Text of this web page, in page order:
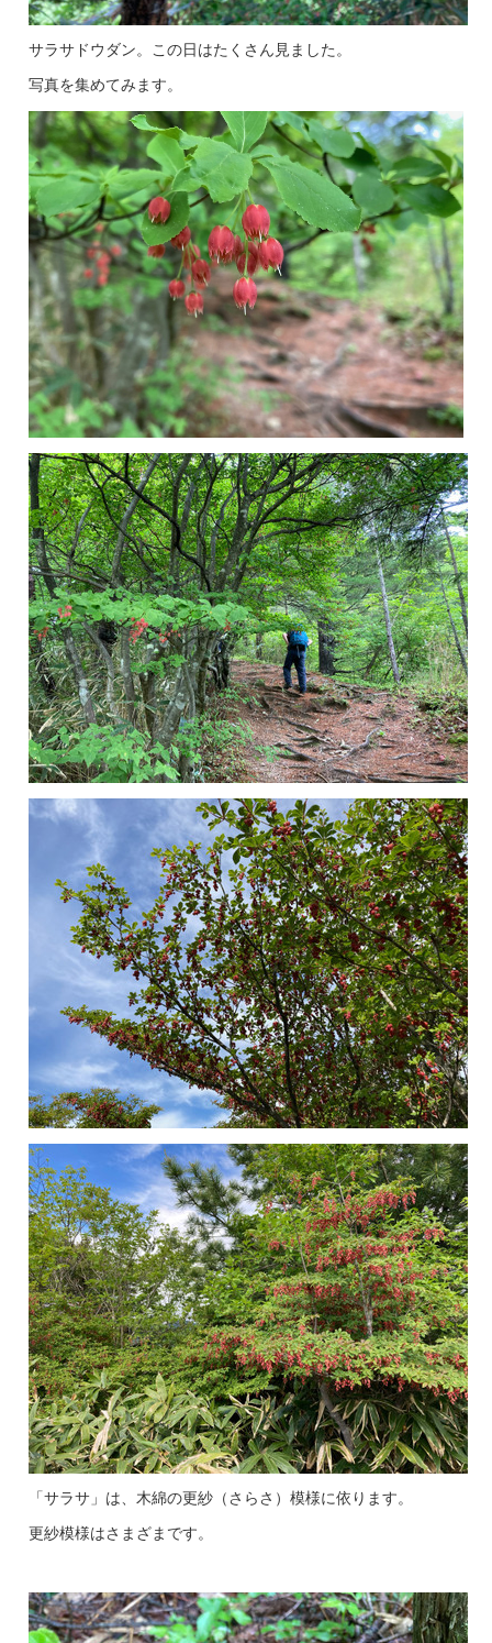
サラサドウダン。この日はたくさん見ました。
写真を集めてみます。
「サラサ」は、木綿の更紗（さらさ）模様に依ります。
更紗模様はさまざまです。